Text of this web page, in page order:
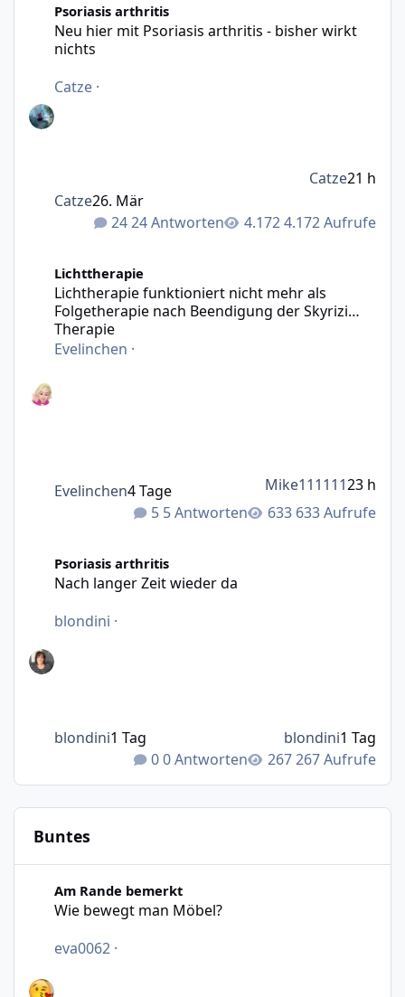
Psoriasis arthritis
Neu hier mit Psoriasis arthritis - bisher wirkt
nichts
Catze ·
24 Antworten 4.172 Aufrufe
Catze26. Mär
Catze21 h
Lichttherapie
Lichtherapie funktioniert nicht mehr als
Folgetherapie nach Beendigung der Skyrizi
Therapie
Evelinchen ·
5 Antworten 633 Aufrufe
Evelinchen4 Tage Mike11111123 h
Psoriasis arthritis
Nach langer Zeit wieder da
blondini ·
0 Antworten 267 Aufrufe
blondini1 Tag blondini1 Tag
Buntes
Am Rande bemerkt
Wie bewegt man Möbel?
eva0062 ·